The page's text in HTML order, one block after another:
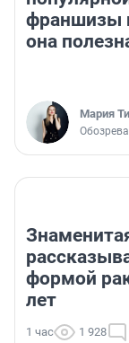
франшизы
она
Мария
формой
лет
1 час 1 928